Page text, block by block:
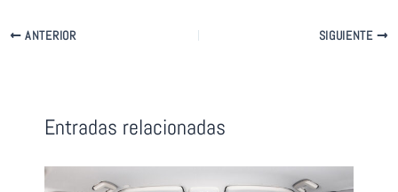
ANTERIOR SIGUIENTE
Entradas relacionadas